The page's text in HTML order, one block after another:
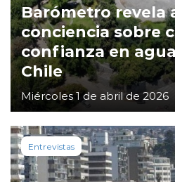
Barómetro revela
conciencia sobre
confianza en
Chile
Miércoles 1 de abril de 2026
Entrevistas